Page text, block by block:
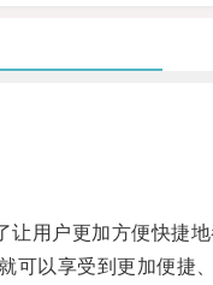
户更加方便快捷地
以享受到更加便捷、